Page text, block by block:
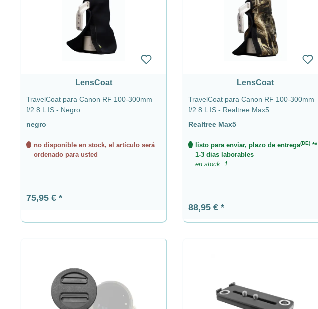
LensCoat
TravelCoat para Canon RF 100-300mm
f/2.8 L IS - Negro
negro
no disponible en stock, el artículo será
ordenado para usted
Precio normal:
75,95 €
LensCoat
TravelCoat para Canon RF 100-300mm
f/2.8 L IS - Realtree Max5
Realtree Max5
listo para enviar, plazo de entrega(DE) **
1-3 dias laborables
en stock: 1
Precio normal:
88,95 €